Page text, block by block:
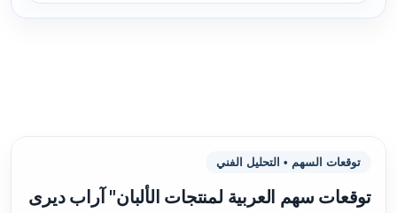
توقعات السهم • التحليل الفني
توقعات سهم العربية لمنتجات الألبان" آراب ديرى